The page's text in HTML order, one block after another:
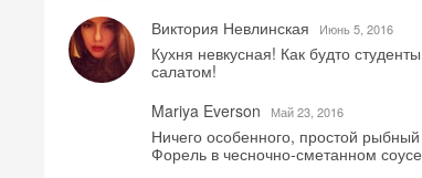
Виктория Невлинская
Июнь 5, 2016
Кухня невкусная! Как будто
салатом!
Mariya Everson
Май 23, 2016
Ничего особенного, простой
Форель в чесночно-сметанном